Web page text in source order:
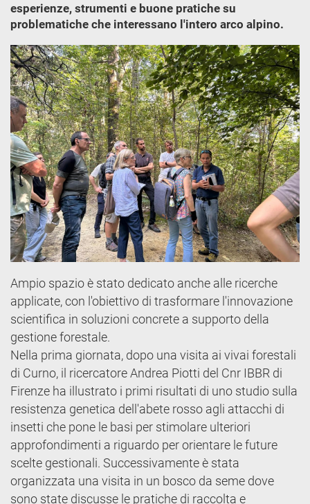
esperienze, strumenti e buone pratiche su
problematiche che interessano l'intero arco alpino.
Ampio spazio è stato dedicato anche alle ricerche
applicate, con l'obiettivo di trasformare l'innovazione
scientifica in soluzioni concrete a supporto della
gestione forestale.
Nella prima giornata, dopo una visita ai vivai forestali
di Curno, il ricercatore Andrea Piotti del Cnr IBBR di
Firenze ha illustrato i primi risultati di uno studio sulla
resistenza genetica dell'abete rosso agli attacchi di
insetti che pone le basi per stimolare ulteriori
approfondimenti a riguardo per orientare le future
scelte gestionali. Successivamente è stata
organizzata una visita in un bosco da seme dove
sono state discusse le pratiche di raccolta e